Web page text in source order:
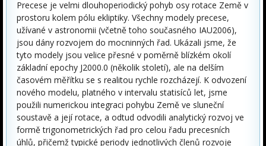
Precese je velmi dlouhoperiodický pohyb osy rotace Země v
prostoru kolem pólu ekliptiky. Všechny modely precese,
užívané v astronomii (včetně toho současného IAU2006),
jsou dány rozvojem do mocninných řad. Ukázali jsme, že
tyto modely jsou velice přesné v poměrně blízkém okolí
základní epochy J2000.0 (několik století), ale na delším
časovém měřítku se s realitou rychle rozcházejí. K odvození
nového modelu, platného v intervalu statisíců let, jsme
použili numerickou integraci pohybu Země ve sluneční
soustavě a její rotace, a odtud odvodili analytický rozvoj ve
formě trigonometrických řad pro celou řadu precesních
úhlů, přičemž typické periody jednotlivých členů rozvoje